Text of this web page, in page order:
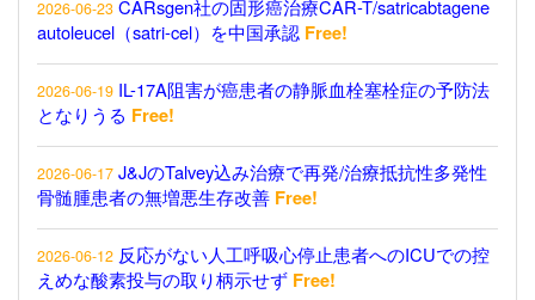
2026-06-23 CARsgen社の固形癌治療CAR-T/satricabtagene
autoleucel（satri-cel）を中国承認 Free!
2026-06-19 IL-17A阻害が癌患者の静脈血栓塞栓症の予防法
となりうる Free!
2026-06-17 J&JのTalvey込み治療で再発/治療抵抗性多発性
骨髄腫患者の無増悪生存改善 Free!
2026-06-12 反応がない人工呼吸心停止患者へのICUでの控
えめな酸素投与の取り柄示せず Free!